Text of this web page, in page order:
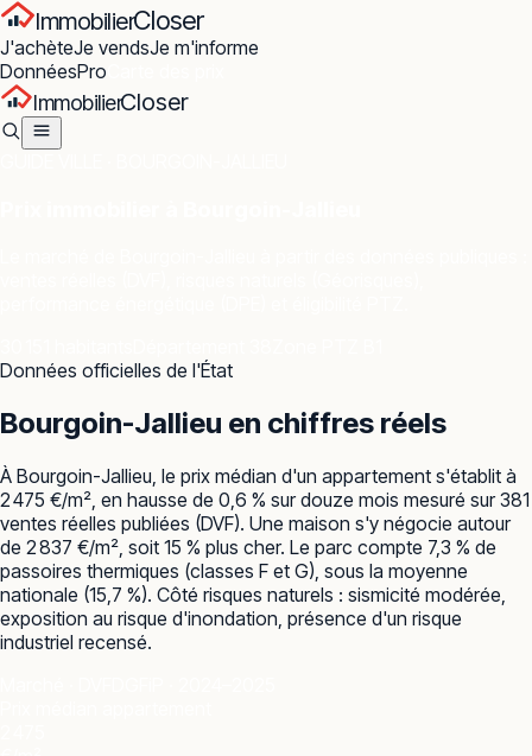
ImmobilierCloser
J'achèteJe vendsJe m'informe
DonnéesPro
ImmobilierCloser
Données officielles de l'État
Bourgoin-Jallieu en chiffres réels
À Bourgoin-Jallieu, le prix médian d'un appartement s'établit à
2 475 €/m², en hausse de 0,6 % sur douze mois mesuré sur 381
ventes réelles publiées (DVF). Une maison s'y négocie autour
de 2 837 €/m², soit 15 % plus cher. Le parc compte 7,3 % de
passoires thermiques (classes F et G), sous la moyenne
nationale (15,7 %). Côté risques naturels : sismicité modérée,
exposition au risque d'inondation, présence d'un risque
industriel recensé.